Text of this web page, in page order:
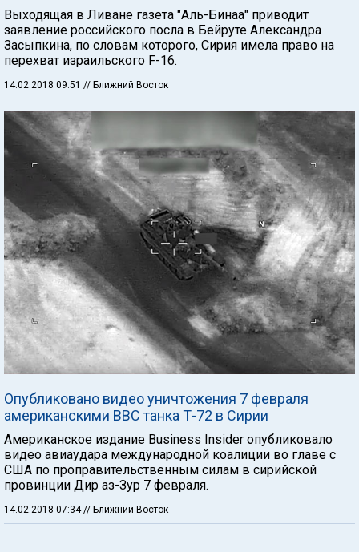
Выходящая в Ливане газета "Аль-Бинаа" приводит
заявление российского посла в Бейруте Александра
Засыпкина, по словам которого, Сирия имела право на
перехват израильского F-16.
14.02.2018 09:51 // Ближний Восток
Опубликовано видео уничтожения 7 февраля
американскими ВВС танка Т-72 в Сирии
Американское издание Business Insider опубликовало
видео авиаудара международной коалиции во главе с
США по проправительственным силам в сирийской
провинции Дир аз-Зур 7 февраля.
14.02.2018 07:34// Ближний Восток